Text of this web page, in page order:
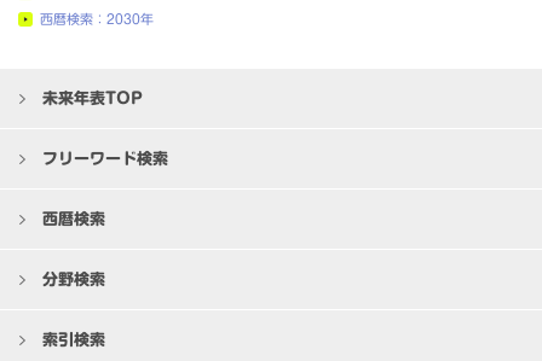
西暦検索：2030年
未来年表TOP
フリーワード検索
西暦検索
分野検索
索引検索